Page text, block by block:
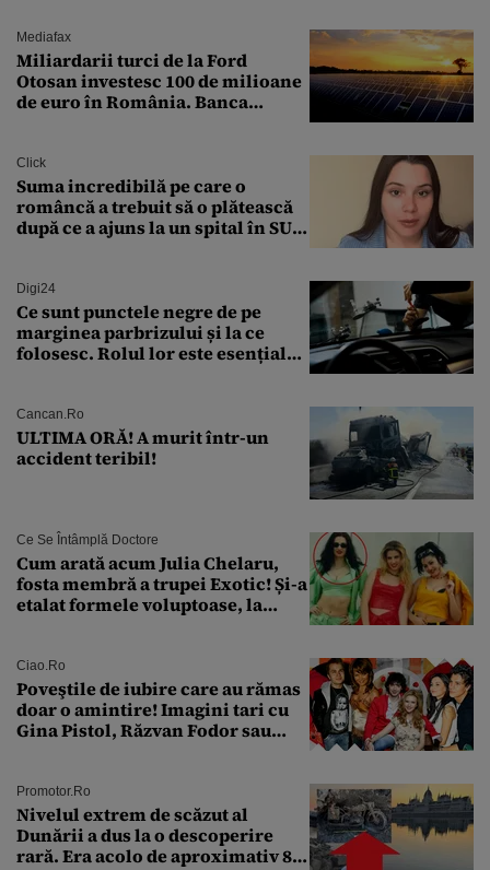
Mediafax
Miliardarii turci de la Ford
Otosan investesc 100 de milioane
de euro în România. Banca
Click
Suma incredibilă pe care o
româncă a trebuit să o plătească
după ce a ajuns la un spital în SUA:
Digi24
Ce sunt punctele negre de pe
marginea parbrizului și la ce
folosesc. Rolul lor este esențial
Cancan.ro
ULTIMA ORĂ! A murit într-un
accident teribil!
Ce Se Întâmplă Doctore
Cum arată acum Julia Chelaru,
fosta membră a trupei Exotic! Și-a
etalat formele voluptoase, la
Ciao.ro
Poveştile de iubire care au rămas
doar o amintire! Imagini tari cu
Gina Pistol, Răzvan Fodor sau
Promotor.ro
Nivelul extrem de scăzut al
Dunării a dus la o descoperire
rară. Era acolo de aproximativ 80